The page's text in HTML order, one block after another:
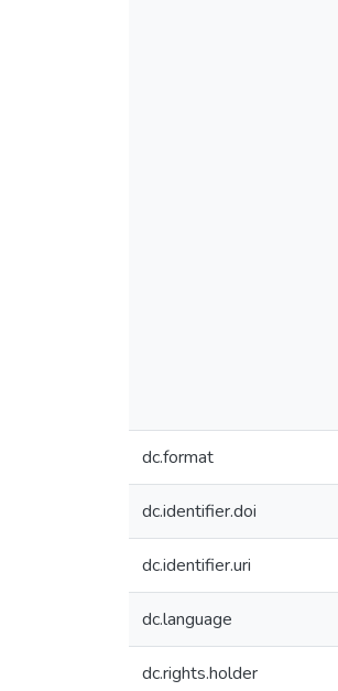
dc.format
dc.identifier.doi
dc.identifier.uri
dc.language
dc.rights.holder